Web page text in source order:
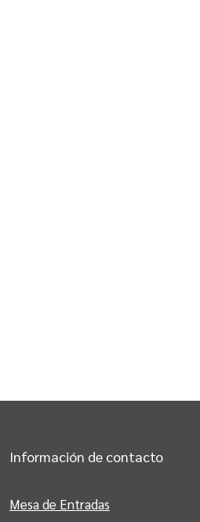
Información de contacto
Mesa de Entradas